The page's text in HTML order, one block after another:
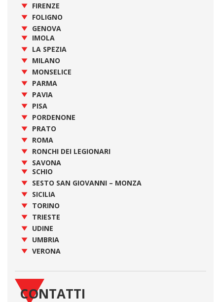
FIRENZE
FOLIGNO
GENOVA
IMOLA
LA SPEZIA
MILANO
MONSELICE
PARMA
PAVIA
PISA
PORDENONE
PRATO
ROMA
RONCHI DEI LEGIONARI
SAVONA
SCHIO
SESTO SAN GIOVANNI – MONZA
SICILIA
TORINO
TRIESTE
UDINE
UMBRIA
VERONA
CONTATTI